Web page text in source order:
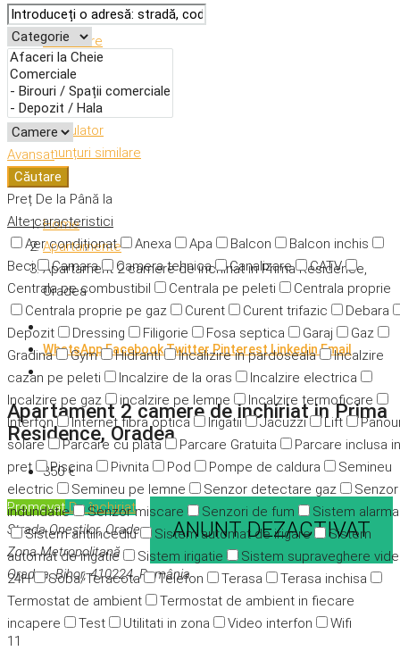
Avansat
Căutare
Preț De la Până la
Alte caracteristici
Aer condiționat
Anexa Apa Balcon
Balcon inchis
Beci
Camara Camera tehnica Canalizare
CATV
Centrala pe combustibil
Centrala pe peleti
Centrala proprie
Centrala proprie pe gaz
Curent Curent trifazic
Debara
Depozit
Dressing Filigorie Fosa septica Garaj
Gaz
Gradina
Gym Hidranti Incalizire in pardoseala
Incalzire
cazan pe peleti
Incalzire de la oras
Incalzire electrica
Incalzire pe gaz
incalzire pe lemne
Incalzire termoficare
Interfon
Internet fibra optica Irigatii Jacuzzi Lift
solare
Parcare cu plata Parcare Gratuita
Parcare inclusa in
pret
Piscina Pivnita Pod Pompe de caldura
Semineu
electric
Semineu pe lemne Senzor detectare gaz
Senzor
indundatie
Senzor miscare Senzori de fum
Sistem alarma
Sistem antiincediu
Sistem automat de irigare
Sistem
automat de irigatie
Sistem irigatie
Sistem supraveghere
24H
Soba/Teracota Telefon Terasa
Terasa inchisa
Termostat de ambient
Termostat de ambient in fiecare
incapere
Test Utilitati in zona Video interfon Wifi
Descriere
Caracteristici
Adresă
Detalii
Calculator
Anunțuri similare
Home
Apartamente
Apartament 2 camere de inchiriat in Prima Residence,
Oradea
WhatsAppFacebookTwitter Pinterest LinkedinEmail
Apartament 2 camere de inchiriat in Prima
Residence, Oradea
350 €
PromovatDe închiriat
ANUNT DEZACTIVAT
Strada Oneștilor, Oradea,
Zona Metropolitană
Oradea, Bihor, 410224, România
11